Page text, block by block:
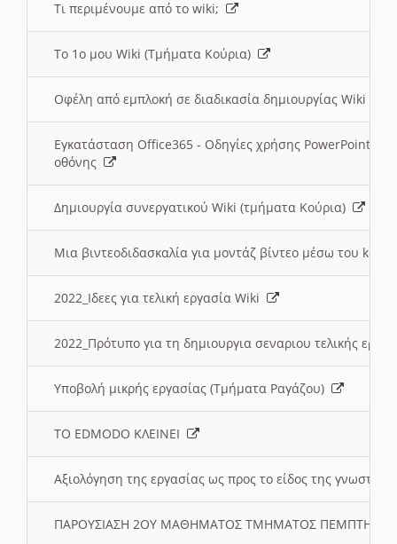
Τι περιμένουμε από το wiki;
Το 1ο μου Wiki (Τμήματα Κούρια)
Οφέλη από εμπλοκή σε διαδικασία δημιουργίας Wiki
Εγκατάσταση Office365 - Οδηγίες χρήσης PowerPoint
οθόνης
Δημιουργία συνεργατικού Wiki (τμήματα Κούρια)
Μια βιντεοδιδασκαλία για μοντάζ βίντεο μέσω του
2022_Ιδεες για τελική εργασία Wiki
2022_Πρότυπο για τη δημιουργια σεναριου τελικής
Υποβολή μικρής εργασίας (Τμήματα Ραγάζου)
ΤΟ EDMODO ΚΛΕΙΝΕΙ
Αξιολόγηση της εργασίας ως προς το είδος της
ΠΑΡΟΥΣΙΑΣΗ 2ΟΥ ΜΑΘΗΜΑΤΟΣ ΤΜΗΜΑΤΟΣ